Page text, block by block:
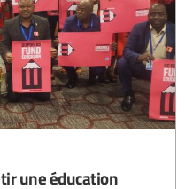
une éducation